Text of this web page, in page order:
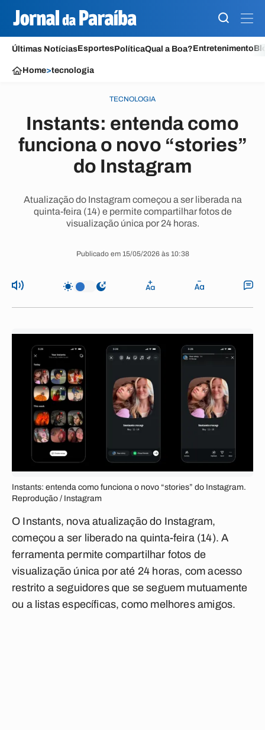
Últimas NotíciasEsportesPolíticaQual a Boa?Entretenimento
Home>tecnologia
TECNOLOGIA
Instants: entenda como
funciona o novo “stories”
do Instagram
Atualização do Instagram começou a ser liberada na
quinta-feira (14) e permite compartilhar fotos de
visualização única por 24 horas.
Publicado em 15/05/2026 às 10:38
Instants: entenda como funciona o novo “stories” do Instagram.
Reprodução / Instagram
O Instants, nova atualização do Instagram,
começou a ser liberado na quinta-feira (14). A
ferramenta permite compartilhar fotos de
visualização única por até 24 horas, com acesso
restrito a seguidores que se seguem mutuamente
ou a listas específicas, como melhores amigos.